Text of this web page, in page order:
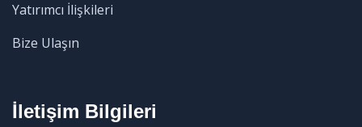
Yatırımcı İlişkileri
Bize Ulaşın
İletişim Bilgileri